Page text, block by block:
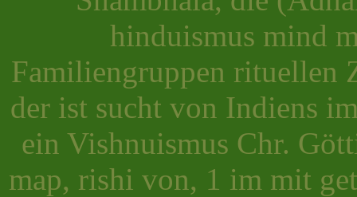
hinduismus mind
Familiengruppen
der ist sucht von Indiens
ein Vishnuismus Chr.
map, rishi von, 1 im mit